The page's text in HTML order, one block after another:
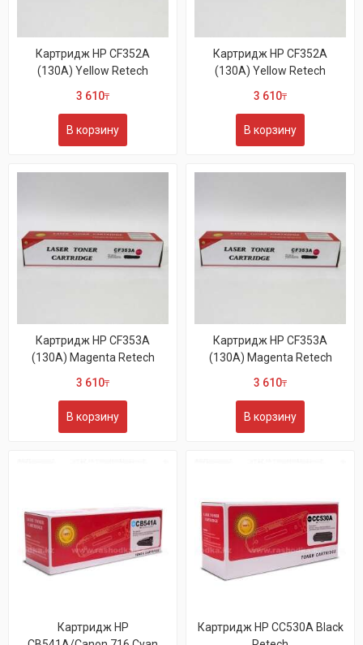
Картридж HP CF352A
(130A) Yellow Retech
3 610₸
В корзину
Картридж HP CF352A
(130A) Yellow Retech
3 610₸
В корзину
Картридж HP CF353A
(130A) Magenta Retech
3 610₸
В корзину
Картридж HP CF353A
(130A) Magenta Retech
3 610₸
В корзину
Картридж HP
Картридж HP CC530A Black